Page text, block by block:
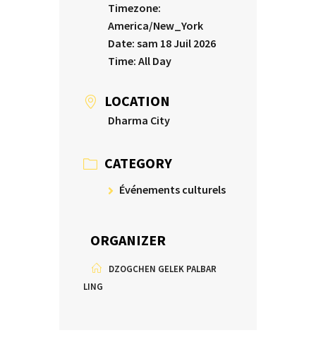
Timezone:
America/New_York
Date: sam 18 Juil 2026
Time: All Day
LOCATION
Dharma City
CATEGORY
Événements culturels
ORGANIZER
DZOGCHEN GELEK PALBAR
LING